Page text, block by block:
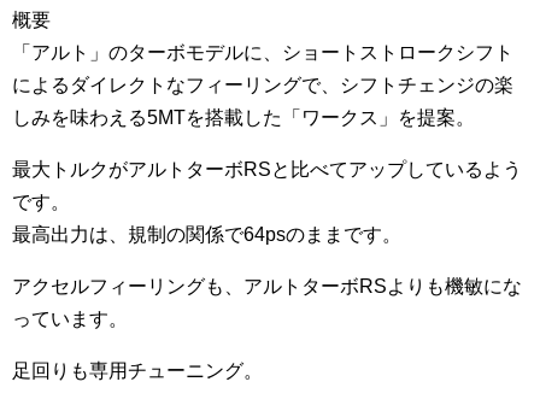
概要
「アルト」のターボモデルに、ショートストロークシフト
によるダイレクトなフィーリングで、シフトチェンジの楽
しみを味わえる5MTを搭載した「ワークス」を提案。
最大トルクがアルトターボRSと比べてアップしているよう
です。
最高出力は、規制の関係で64psのままです。
アクセルフィーリングも、アルトターボRSよりも機敏にな
っています。
足回りも専用チューニング。